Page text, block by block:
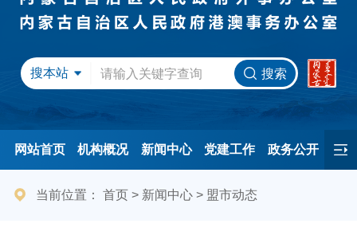
搜本站 搜索
网站首页 机构概况 新闻中心 党建工作 政务公开
办事服务 民间友好 港澳事务 互动交流
当前位置： 首页> 新闻中心> 盟市动态